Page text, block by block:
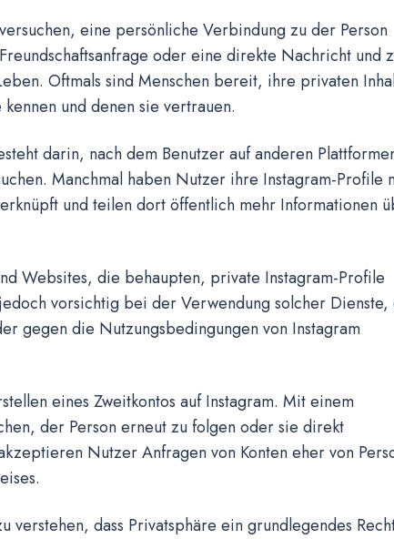
eine persönliche Verbindung zu der Person
oder eine direkte Nachricht und
Oftmals sind Menschen bereit, ihre privaten
und denen sie vertrauen.
darin, nach dem Benutzer auf anderen
Manchmal haben Nutzer ihre Instagram-Profile
und teilen dort öffentlich mehr Informationen
Websites, die behaupten, private Instagram-Profile
vorsichtig bei der Verwendung solcher Dienste,
gegen die Nutzungsbedingungen von Instagram
eines Zweitkontos auf Instagram. Mit einem
der Person erneut zu folgen oder sie direkt
Nutzer Anfragen von Konten eher von
verstehen, dass Privatsphäre ein grundlegendes